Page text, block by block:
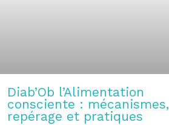
Diab’Ob l’Alimentation
consciente : mécanismes,
repérage et pratiques